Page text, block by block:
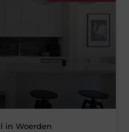
in Woerden